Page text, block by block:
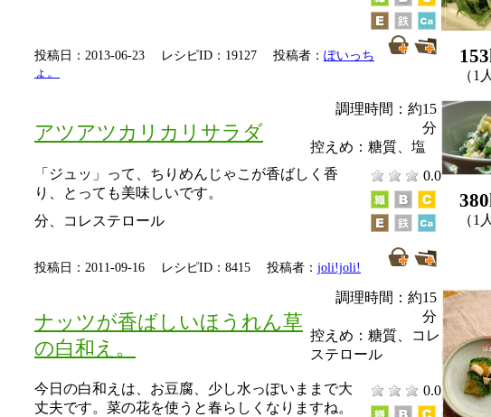
投稿日：2013-06-23 レシピID：19127 投稿者： ぽいっち
ょ。
（1
アツアツカリカリサラダ
調理時間：約15
分
「ジュッ」って、ちりめんじゃこが香ばしく香
り、とっても美味しいです。
0.0
控えめ： 糖質、塩
分、コレステロール
投稿日：2011-09-16 レシピID：8415 投稿者： joli!joli!
（1
ナッツが香ばしいほうれん草
の白和え。
調理時間：約15
分
今日の白和えは、お豆腐、少し水っぽいままで大
丈夫です。菜の花を使うと春らしくなりますね。
0.0
控えめ： 糖質、コレ
ステロール